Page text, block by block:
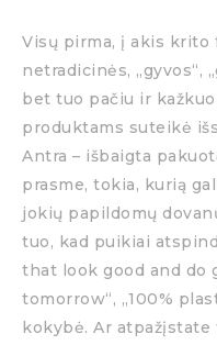
Visų pirma, į akis krito
netradicinės, „gyvos“,
bet tuo pačiu ir
produktams suteikė
Antra – išbaigta
prasme, tokia, kurią
jokių papildomų
tuo, kad puikiai
that look good and do
tomorrow“, „100%
kokybė. Ar atpažįstate